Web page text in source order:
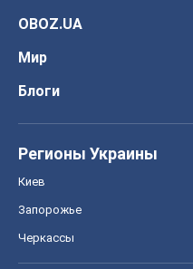
OBOZ.UA
Мир
Блоги
Регионы Украины
Киев
Запорожье
Черкассы